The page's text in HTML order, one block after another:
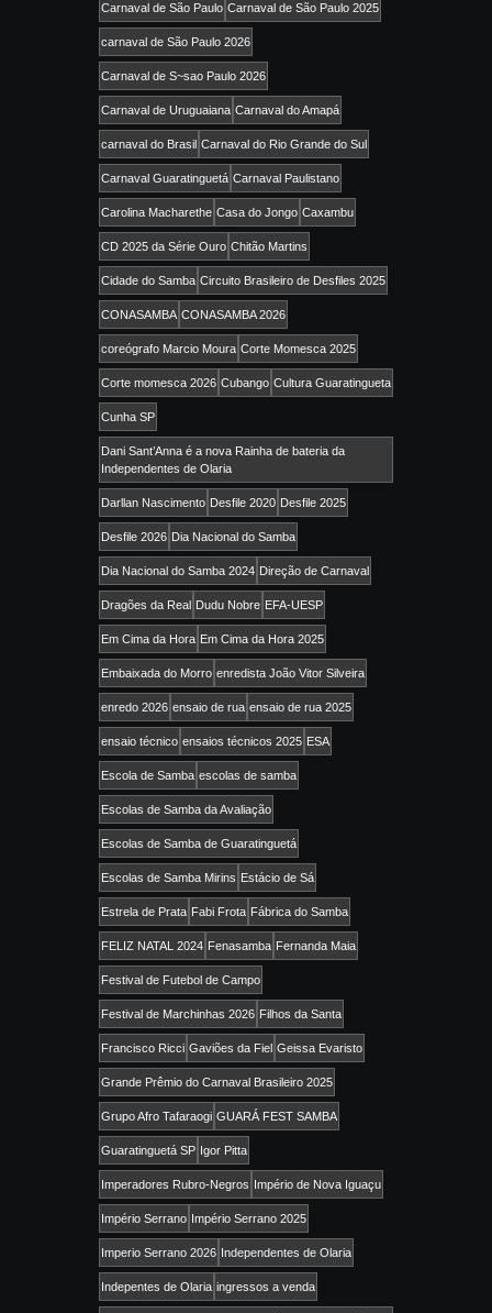
Carnaval de São Paulo Carnaval de São Paulo 2025
carnaval de São Paulo 2026
Carnaval de S~sao Paulo 2026
Carnaval de Uruguaiana Carnaval do Amapá
carnaval do Brasil Carnaval do Rio Grande do Sul
Carnaval Guaratinguetá Carnaval Paulistano
Carolina Macharethe Casa do Jongo Caxambu
CD 2025 da Série Ouro Chitão Martins
Cidade do Samba Circuito Brasileiro de Desfiles 2025
CONASAMBA CONASAMBA 2026
coreógrafo Marcio Moura Corte Momesca 2025
Corte momesca 2026 Cubango Cultura Guaratingueta
Cunha SP
Dani Sant’Anna é a nova Rainha de bateria da
Independentes de Olaria
Darllan Nascimento Desfile 2020 Desfile 2025
Desfile 2026 Dia Nacional do Samba
Dia Nacional do Samba 2024 Direção de Carnaval
Dragões da Real Dudu Nobre EFA-UESP
Em Cima da Hora Em Cima da Hora 2025
Embaixada do Morro enredista João Vitor Silveira
enredo 2026 ensaio de rua ensaio de rua 2025
ensaio técnico ensaios técnicos 2025 ESA
Escola de Samba escolas de samba
Escolas de Samba da Avaliação
Escolas de Samba de Guaratinguetá
Escolas de Samba Mirins Estácio de Sá
Estrela de Prata Fabi Frota Fábrica do Samba
FELIZ NATAL 2024 Fenasamba Fernanda Maia
Festival de Futebol de Campo
Festival de Marchinhas 2026 Filhos da Santa
Francisco Ricci Gaviões da Fiel Geissa Evaristo
Grande Prêmio do Carnaval Brasileiro 2025
Grupo Afro Tafaraogi GUARÁ FEST SAMBA
Guaratinguetá SP Igor Pitta
Imperadores Rubro-Negros Império de Nova Iguaçu
Império Serrano Império Serrano 2025
Imperio Serrano 2026 Independentes de Olaria
Indepentes de Olaria ingressos a venda